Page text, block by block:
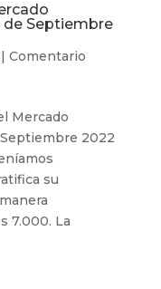
de Septiembre
| Comentario
Mercado
2022
su
7.000. La